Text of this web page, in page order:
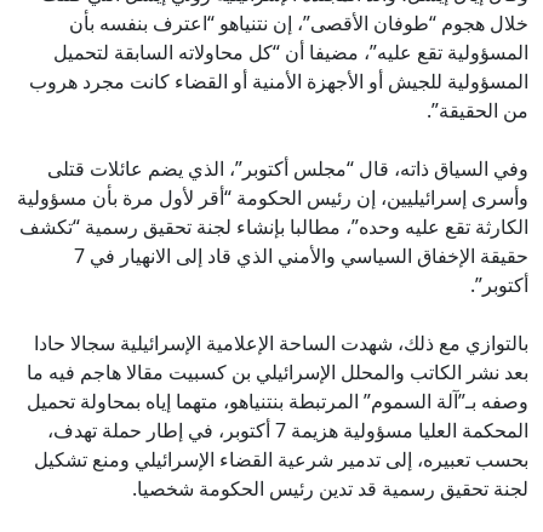
خلال هجوم “طوفان الأقصى”، إن نتنياهو “اعترف بنفسه بأن
المسؤولية تقع عليه”، مضيفا أن “كل محاولاته السابقة لتحميل
المسؤولية للجيش أو الأجهزة الأمنية أو القضاء كانت مجرد هروب
من الحقيقة”.
وفي السياق ذاته، قال “مجلس أكتوبر”، الذي يضم عائلات قتلى
وأسرى إسرائيليين، إن رئيس الحكومة “أقر لأول مرة بأن مسؤولية
الكارثة تقع عليه وحده”، مطالبا بإنشاء لجنة تحقيق رسمية “تكشف
حقيقة الإخفاق السياسي والأمني الذي قاد إلى الانهيار في 7
أكتوبر”.
بالتوازي مع ذلك، شهدت الساحة الإعلامية الإسرائيلية سجالا حادا
بعد نشر الكاتب والمحلل الإسرائيلي بن كسبيت مقالا هاجم فيه ما
وصفه بـ”آلة السموم” المرتبطة بنتنياهو، متهما إياه بمحاولة تحميل
المحكمة العليا مسؤولية هزيمة 7 أكتوبر، في إطار حملة تهدف،
بحسب تعبيره، إلى تدمير شرعية القضاء الإسرائيلي ومنع تشكيل
لجنة تحقيق رسمية قد تدين رئيس الحكومة شخصيا.